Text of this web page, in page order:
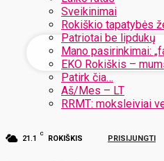
Sveikinimai
Rokiškio tapatybės
Patriotai be lipdukų
Mano pasirinkimai:
EKO Rokiškis –
Patirk čia…
Aš/Mes – LT
RRMT: moksleiviai
21.1
C
ROKIŠKIS PRISIJUNGTI